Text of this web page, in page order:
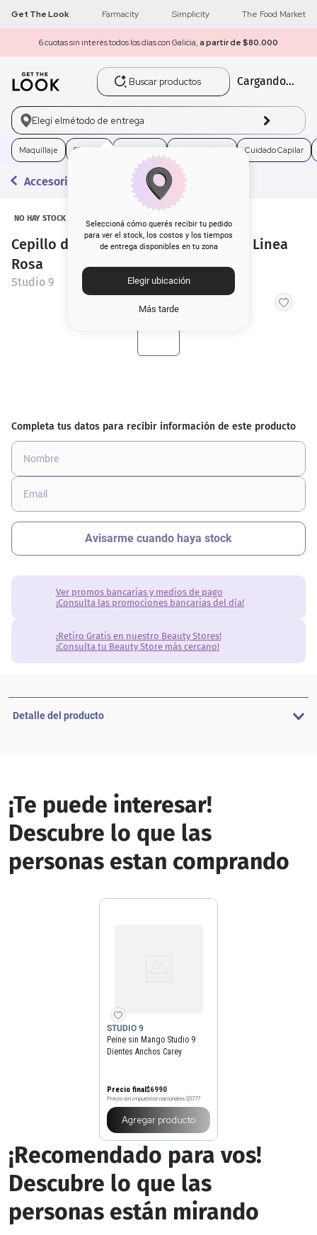
Get The Look Farmacity Simplicity The Food Market
6 cuotas sin interés todos los días con Galicia, a partir de $80.000
Buscar productos
Cargando...
Elegí elmétodo de entrega
Seleccioná cómo querés recibir tu pedido
para ver el stock, los costos y los tiempos
de entrega disponibles en tu zona
Elegir ubicación
Más tarde
Maquillaje Skincare Electro Belleza Cuidado Capilar
Accesorios
NO HAY STOCK
Cepillo de Cabello Studio 9 Brushing Linea
Rosa
Studio 9
Ver promos bancarias y medios de pago
¡Consulta las promociones bancarias del día!
¡Retiro Gratis en nuestro Beauty Stores!
¡Consulta tu Beauty Store más cercano!
Detalle del producto
¡Te puede interesar!
Descubre lo que las
personas estan comprando
STUDIO 9
Peine sin Mango Studio 9
Dientes Anchos Carey
Precio final$6990
Precio sin impuestos nacionales $5777
Agregar producto
¡Recomendado para vos!
Descubre lo que las
personas están mirando
1 get the look
2 máscara pestañas
loreal
4. brochas
5. corrector
6. rubor
7. serum